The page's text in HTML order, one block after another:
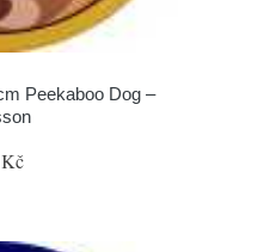
Peekaboo Dog –